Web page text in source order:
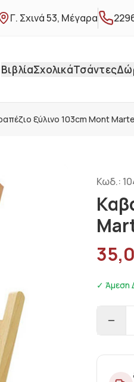
Γ. Σχινά 53, Μέγαρα
ΒιβλίαΣχολικάΤσάντες
ξύλινο 103cm Mont
Κωδ.:
✓ Άμεση